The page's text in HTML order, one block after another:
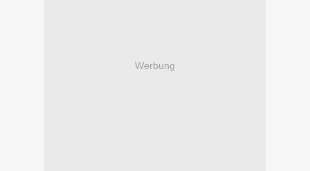
Werbung